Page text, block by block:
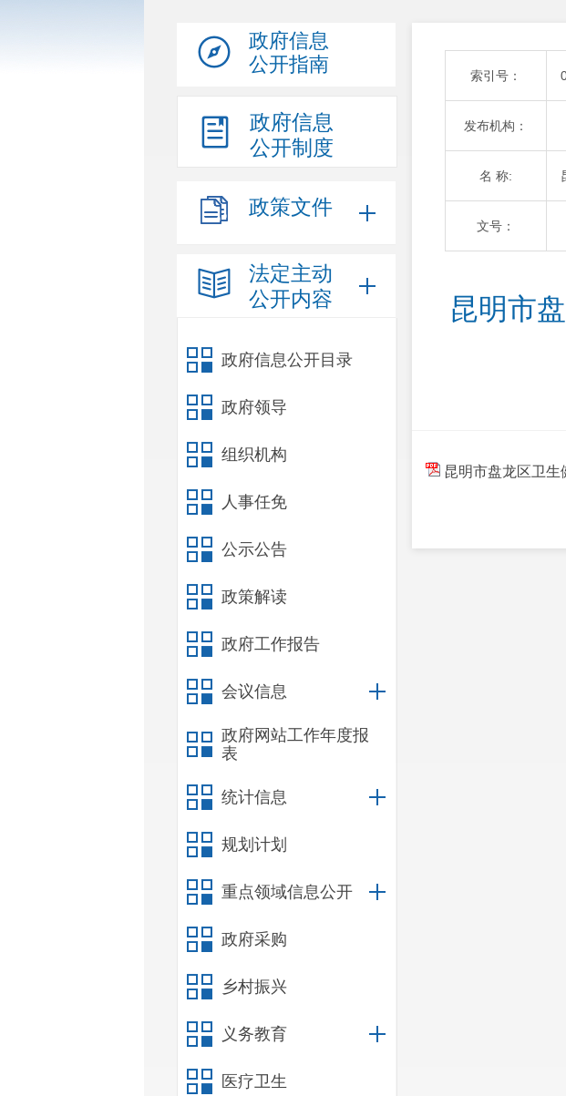
政府信息
公开指南
政府信息
公开制度
政策文件
法定主动
公开内容
政府信息公开目录
政府领导
组织机构
人事任免
公示公告
政策解读
政府工作报告
会议信息
政府网站工作年度报
表
统计信息
规划计划
重点领域信息公开
政府采购
乡村振兴
义务教育
医疗卫生
索引号：
发布机构：
名 称:
文号：
昆明市
昆明市盘龙区卫